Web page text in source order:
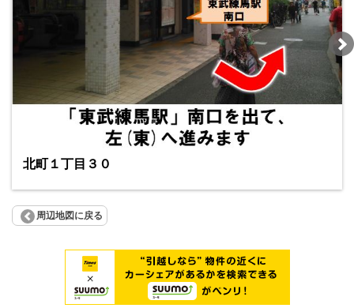
北町１丁目３０
周辺地図に戻る